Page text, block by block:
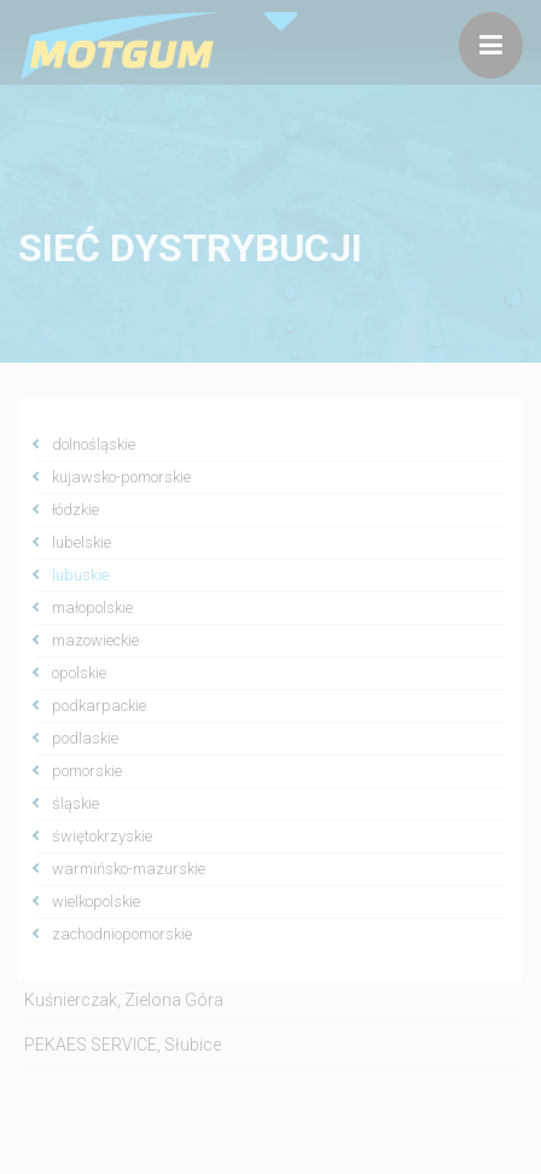
SIEĆ DYSTRYBUCJI
dolnośląskie
kujawsko-pomorskie
łódzkie
lubelskie
lubuskie
małopolskie
mazowieckie
opolskie
podkarpackie
podlaskie
pomorskie
śląskie
świętokrzyskie
warmińsko-mazurskie
wielkopolskie
zachodniopomorskie
Kuśnierczak, Zielona Góra
PEKAES SERVICE, Słubice